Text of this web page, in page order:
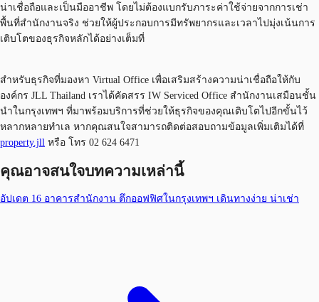
น่าเชื่อถือและเป็นมืออาชีพ โดยไม่ต้องแบกรับภาระค่าใช้จ่ายจากการเช่า
พื้นที่สำนักงานจริง ช่วยให้ผู้ประกอบการมีทรัพยากรและเวลาไปมุ่งเน้นการ
เติบโตของธุรกิจหลักได้อย่างเต็มที่
สำหรับธุรกิจที่มองหา Virtual Office เพื่อเสริมสร้างความน่าเชื่อถือให้กับ
องค์กร JLL Thailand เราได้คัดสรร IW Serviced Office สำนักงานเสมือนชั้น
นำในกรุงเทพฯ ที่มาพร้อมบริการที่ช่วยให้ธุรกิจของคุณเติบโตไปอีกขั้นไว้
หลากหลายทำเล หากคุณสนใจสามารถติดต่อสอบถามข้อมูลเพิ่มเติมได้ที่
property.jll หรือ โทร 02 624 6471
คุณอาจสนใจบทความเหล่านี้
อัปเดต 16 อาคารสำนักงาน ตึกออฟฟิศในกรุงเทพฯ เดินทางง่าย น่าเช่า